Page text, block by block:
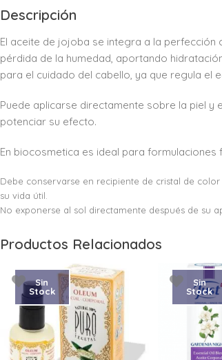
Descripción
El aceite de jojoba se integra a la
pérdida de la humedad, aportando
para el cuidado del cabello, ya que regula el
Puede aplicarse directamente sobre la piel
potenciar su efecto.
En biocosmetica es ideal para
Debe conservarse en recipiente de cristal de
su vida útil.
No exponerse al sol directamente después de su
Productos Relacionados
Sin
Stock
Sin
Stock